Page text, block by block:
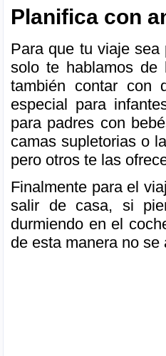
Planifica con
Para que tu viaje
solo te hablamos
también contar con
especial para
para padres con
camas supletorias o
pero otros te las
Finalmente para el
salir de casa, si
durmiendo en el
de esta manera no